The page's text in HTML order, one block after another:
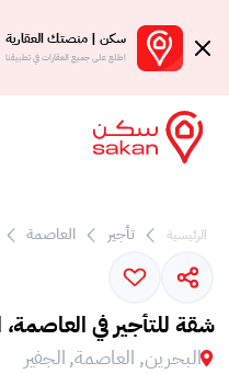
سكن | منصتك العقارية
اطلع على جميع العقارات في تطبيقنا
الرئيسية تأجير العاصمة
شقة للتأجير في العاصمة،
البحرين, العاصمة, الجفير